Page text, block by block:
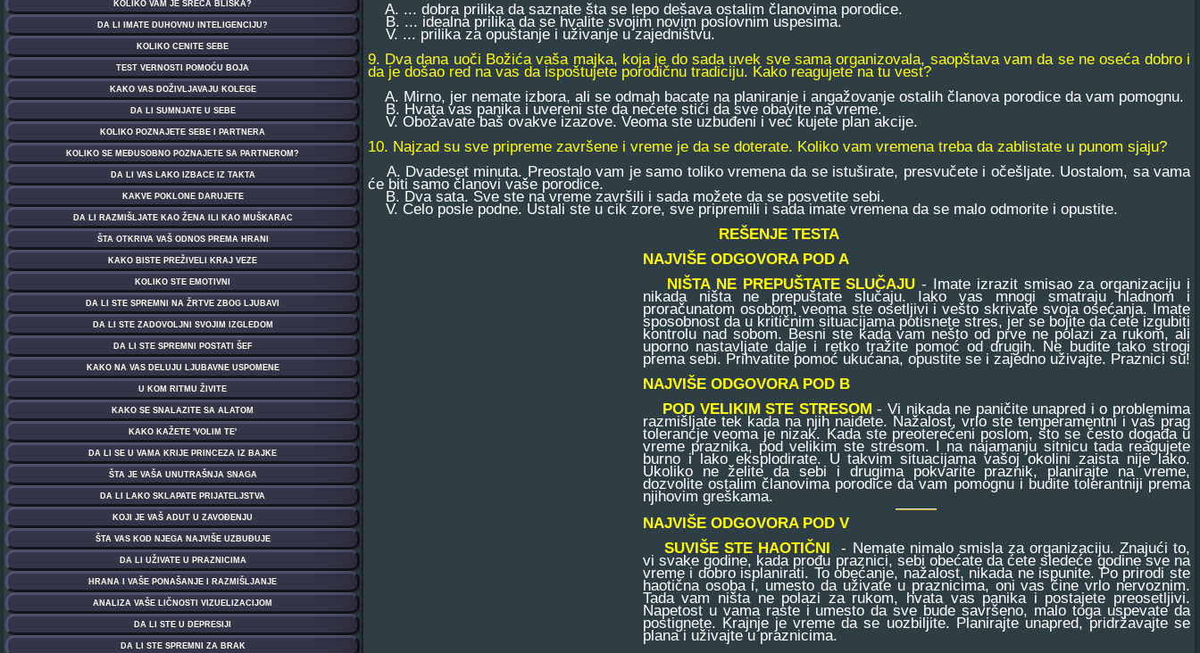
A. ... dobra prilika da saznate šta se lepo dešava ostalim članovima porodice.
B. ... idealna prilika da se hvalite svojim novim poslovnim uspesima.
V. ... prilika za opuštanje i uživanje u zajedništvu.
9. Dva dana uoči Božića vaša majka, koja je do sada uvek sve sama organizovala, saopštava vam da se ne oseća dobro i
da je došao red na vas da ispoštujete porodičnu tradiciju. Kako reagujete na tu vest?
A. Mirno, jer nemate izbora, ali se odmah bacate na planiranje i angažovanje ostalih članova porodice da vam pomognu.
B. Hvata vas panika i uvereni ste da nećete stići da sve obavite na vreme.
V. Obožavate baš ovakve izazove. Veoma ste uzbuđeni i već kujete plan akcije.
10. Najzad su sve pripreme završene i vreme je da se doterate. Koliko vam vremena treba da zablistate u punom sjaju?
A. Dvadeset minuta. Preostalo vam je samo toliko vremena da se istuširate, presvučete i očešljate. Uostalom, sa vama
će biti samo članovi vaše porodice.
B. Dva sata. Sve ste na vreme završili i sada možete da se posvetite sebi.
V. Celo posle podne. Ustali ste u cik zore, sve pripremili i sada imate vremena da se malo odmorite i opustite.
REŠENJE TESTA
NAJVIŠE ODGOVORA POD A
NIŠTA NE PREPUŠTATE SLUČAJU - Imate izrazit smisao za organizaciju i
nikada ništa ne prepuštate slučaju. Iako vas mnogi smatraju hladnom i
proračunatom osobom, veoma ste osetljivi i vešto skrivate svoja osećanja. Imate
sposobnost da u kritičnim situacijama potisnete stres, jer se bojite da ćete izgubiti
kontrolu nad sobom. Besni ste kada vam nešto od prve ne polazi za rukom, ali
uporno nastavljate dalje i retko tražite pomoć od drugih. Ne budite tako strogi
prema sebi. Prihvatite pomoć ukućana, opustite se i zajedno uživajte. Praznici su!
NAJVIŠE ODGOVORA POD B
POD VELIKIM STE STRESOM - Vi nikada ne paničite unapred i o problemima
razmišljate tek kada na njih naiđete. Nažalost, vrlo ste temperamentni i vaš prag
tolerancje veoma je nizak. Kada ste preoterećeni poslom, što se često događa u
vreme praznika, pod velikim ste stresom. I na najamanju sitnicu tada reagujete
burno i lako eksplodirate. U takvim situacijama vašoj okolini zaista nije lako.
Ukoliko ne želite da sebi i drugima pokvarite praznik, planirajte na vreme,
dozvolite ostalim članovima porodice da vam pomognu i budite tolerantniji prema
njihovim greškama.
NAJVIŠE ODGOVORA POD V
SUVIŠE STE HAOTIČNI
- Nemate nimalo smisla za organizaciju. Znajući to,
vi svake godine, kada prođu praznici, sebi obećate da ćete sledeće godine sve na
vreme i dobro isplanirati. To obećanje, nažalost, nikada ne ispunite. Po prirodi ste
haotična osoba i, umesto da uživate u praznicima, oni vas čine vrlo nervoznim.
Tada vam ništa ne polazi za rukom, hvata vas panika i postajete preosetljivi.
Napetost u vama raste i umesto da sve bude savršeno, malo toga uspevate da
postignete. Krajnje je vreme da se uozbiljite. Planirajte unapred, pridržavajte se
plana i uživajte u praznicima.